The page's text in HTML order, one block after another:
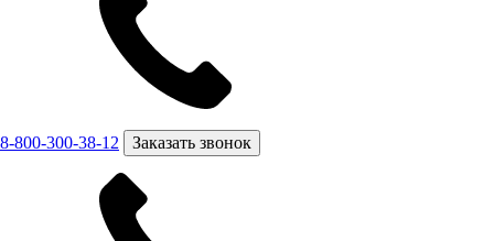
8-800-300-38-12 Заказать звонок